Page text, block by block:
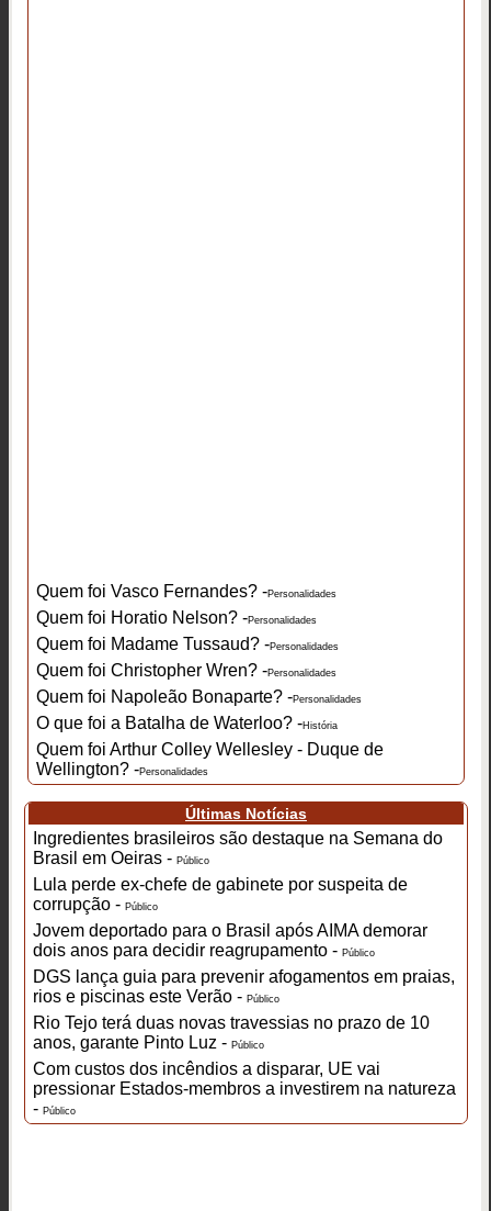
Quem foi Vasco Fernandes? -Personalidades
Quem foi Horatio Nelson? -Personalidades
Quem foi Madame Tussaud? -Personalidades
Quem foi Christopher Wren? -Personalidades
Quem foi Napoleão Bonaparte? -Personalidades
O que foi a Batalha de Waterloo? -História
Quem foi Arthur Colley Wellesley - Duque de
Wellington? -Personalidades
Últimas Notícias
Ingredientes brasileiros são destaque na Semana do
Brasil em Oeiras - Público
Lula perde ex-chefe de gabinete por suspeita de
corrupção - Público
Jovem deportado para o Brasil após AIMA demorar
dois anos para decidir reagrupamento - Público
DGS lança guia para prevenir afogamentos em praias,
rios e piscinas este Verão - Público
Rio Tejo terá duas novas travessias no prazo de 10
anos, garante Pinto Luz - Público
Com custos dos incêndios a disparar, UE vai
pressionar Estados-membros a investirem na natureza
- Público